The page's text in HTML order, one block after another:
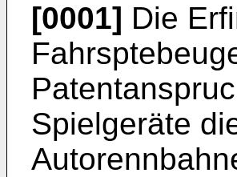
[0001] Die
Spielgeräte